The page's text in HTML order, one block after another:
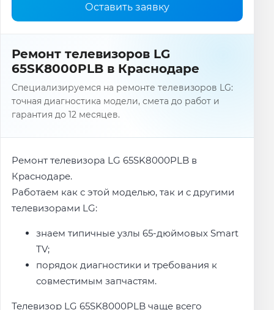
Оставить заявку
Ремонт телевизоров LG
65SK8000PLB в Краснодаре
Специализируемся на ремонте телевизоров LG:
точная диагностика модели, смета до работ и
гарантия до 12 месяцев.
Ремонт телевизора LG 65SK8000PLB в
Краснодаре.
Работаем как с этой моделью, так и с другими
телевизорами LG:
знаем типичные узлы 65-дюймовых Smart
TV;
порядок диагностики и требования к
совместимым запчастям.
Телевизор LG 65SK8000PLB чаще всего